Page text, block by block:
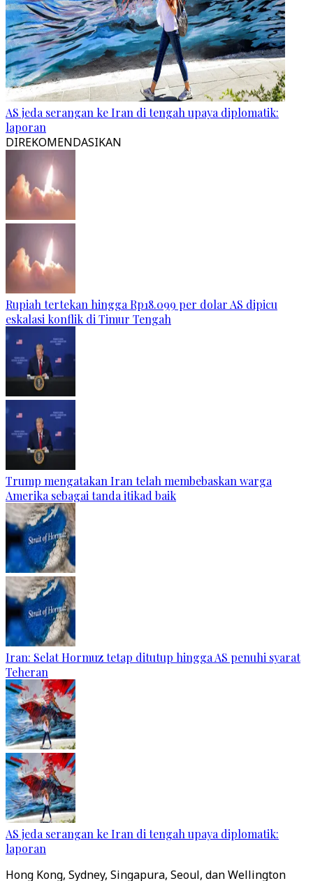
AS jeda serangan ke Iran di tengah upaya diplomatik:
laporan
DIREKOMENDASIKAN
Rupiah tertekan hingga Rp18.099 per dolar AS dipicu
eskalasi konflik di Timur Tengah
Trump mengatakan Iran telah membebaskan warga
Amerika sebagai tanda itikad baik
Iran: Selat Hormuz tetap ditutup hingga AS penuhi syarat
Teheran
AS jeda serangan ke Iran di tengah upaya diplomatik:
laporan
Hong Kong, Sydney, Singapura, Seoul, dan Wellington